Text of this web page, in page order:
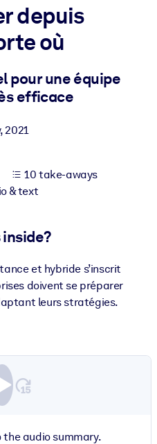
into your LMS/LXP for
trusted, ready-to-use business
structured knowledge to
depuis
où
pour une équipe
efficace
,2021
10 take-aways
& text
et hybride s’inscrit
doivent se préparer
leurs stratégies.
audio summary.